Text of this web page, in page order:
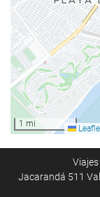
Menjar i
Restaurant a la
Bar
Piscina
1 mi
Jacarandá 511